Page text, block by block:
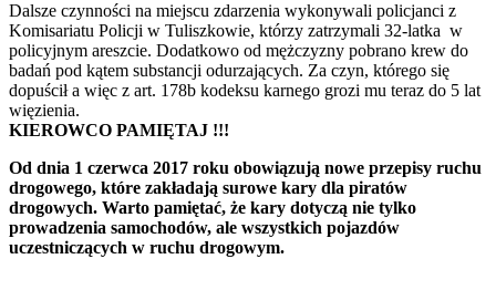
Dalsze czynności na miejscu zdarzenia wykonywali policjanci z
Komisariatu Policji w Tuliszkowie, którzy zatrzymali 32-latka w
policyjnym areszcie. Dodatkowo od mężczyzny pobrano krew do
badań pod kątem substancji odurzających. Za czyn, którego się
dopuścił a więc z art. 178b kodeksu karnego grozi mu teraz do 5 lat
więzienia.
KIEROWCO PAMIĘTAJ !!!
Od dnia 1 czerwca 2017 roku obowiązują nowe przepisy ruchu
drogowego, które zakładają surowe kary dla piratów
drogowych. Warto pamiętać, że kary dotyczą nie tylko
prowadzenia samochodów, ale wszystkich pojazdów
uczestniczących w ruchu drogowym.